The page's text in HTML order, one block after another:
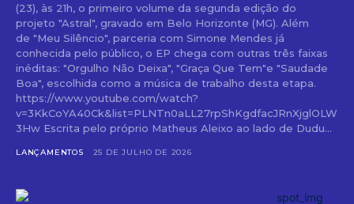
(23), às 21h, o primeiro volume da segunda edição do
projeto "Astral", gravado em Belo Horizonte (MG). Além
de "Meu Silêncio", parceria com Simone Mendes já
conhecida pelo público, o EP chega com outras três faixas
inéditas: "Orgulho Não Deixa", "Graça Que Tem"e "Saudade
Boa", escolhida como a música de trabalho desta etapa.
https://www.youtube.com/watch?
v=3KkCoYA40Ck&list=PLNTn0aLL27rpShKgdfacJRnXjglOLW
3Hw Escrita pelo próprio Matheus Aleixo ao lado de Dudu...
LANÇAMENTOS 25 DE JULHO DE 2026